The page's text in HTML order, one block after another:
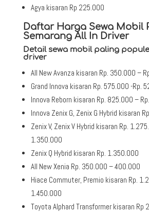
Agya kisaran Rp 225.000
Daftar Harga Sewa Mobil
Semarang All In Driver
Detail sewa mobil paling
driver
All New Avanza kisaran Rp. 350.000 –
Grand Innova kisaran Rp. 575.000 -Rp.
Innova Reborn kisaran Rp. 825.000 –
Innova Zenix G, Zenix G Hybrid kisaran
Zenix V, Zenix V Hybrid kisaran Rp.
1.350.000
Zenix Q Hybrid kisaran Rp. 1.350.000
All New Xenia Rp. 350.000 – 400.000
Hiace Commuter, Premio kisaran Rp.
1.450.000
Toyota Alphard Transformer kisaran Rp